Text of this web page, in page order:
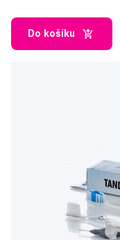
Do košíku